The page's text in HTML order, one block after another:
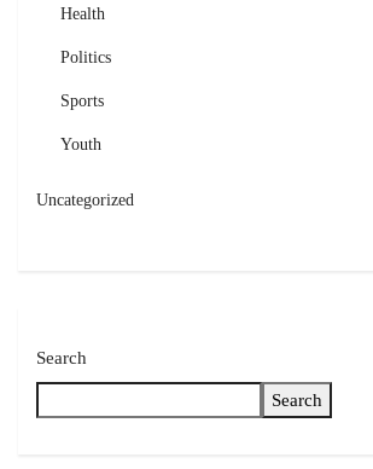
Health
Politics
Sports
Youth
Uncategorized
Search
Search